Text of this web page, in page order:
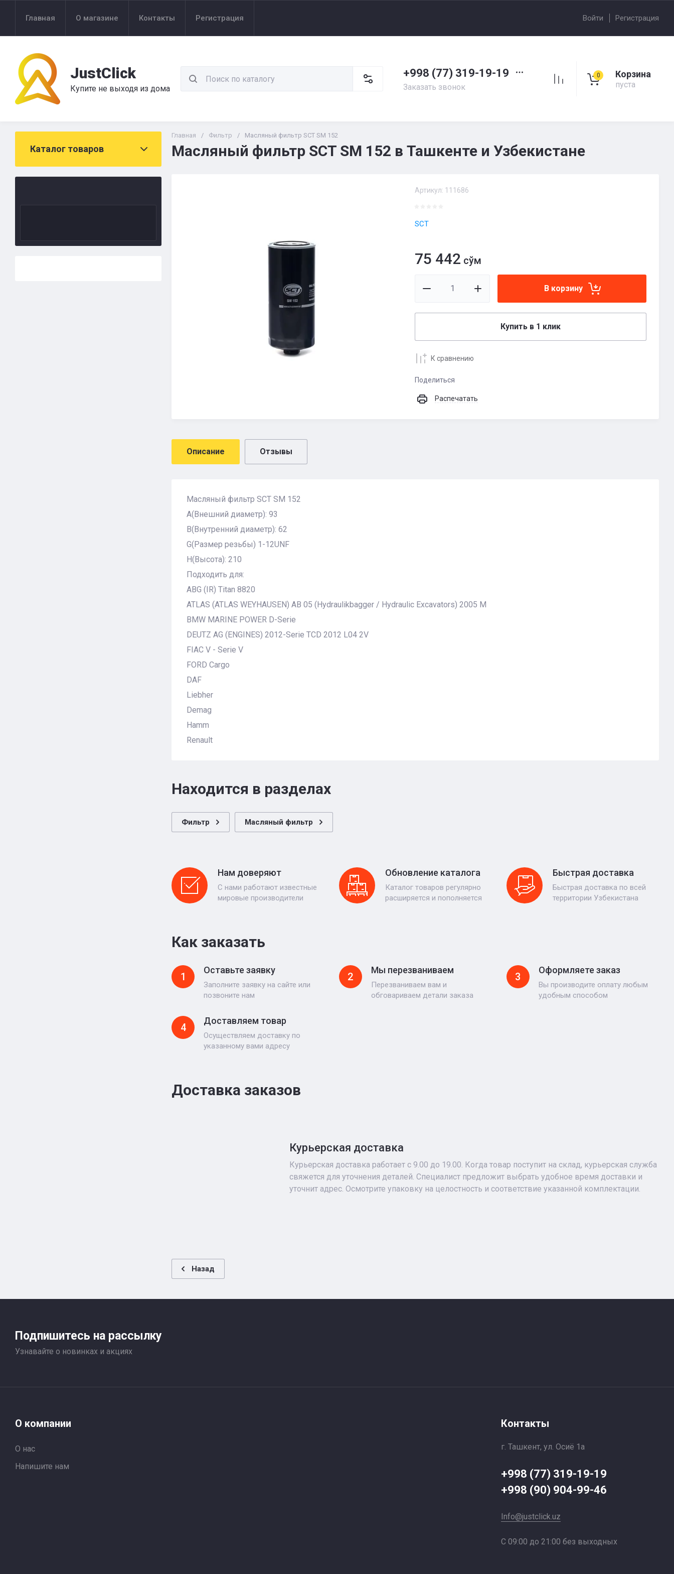
Главная О магазине Контакты Регистрация Войти Регистрация
JustClick
Купите не выходя из дома
+998 (77) 319-19-19
Заказать звонок
0 Корзина
пуста
Каталог товаров
Главная / Фильтр / Масляный фильтр SCT SM 152
Масляный фильтр SCT SM 152 в Ташкенте и Узбекистане
Артикул: 111686
SCT
75 442 сўм
В корзину
Купить в 1 клик
К сравнению
Поделиться
Распечатать
Описание Отзывы
Масляный фильтр SCT SM 152
A(Внешний диаметр): 93
B(Внутренний диаметр): 62
G(Размер резьбы) 1-12UNF
H(Высота): 210
Подходить для:
ABG (IR) Titan 8820
ATLAS (ATLAS WEYHAUSEN) AB 05 (Hydraulikbagger / Hydraulic Excavators) 2005 M
BMW MARINE POWER D-Serie
DEUTZ AG (ENGINES) 2012-Serie TCD 2012 L04 2V
FIAC V - Serie V
FORD Cargo
DAF
Liebher
Demag
Hamm
Renault
Находится в разделах
Фильтр Масляный фильтр
Нам доверяют
С нами работают известные
мировые производители
Обновление каталога
Каталог товаров регулярно
расширяется и пополняется
Быстрая доставка
Быстрая доставка по всей
территории Узбекистана
Как заказать
1
Оставьте заявку
Заполните заявку на сайте или
позвоните нам
2
Мы перезваниваем
Перезваниваем вам и
обговариваем детали заказа
3
Оформляете заказ
Вы производите оплату любым
удобным способом
4
Доставляем товар
Осуществляем доставку по
указанному вами адресу
Доставка заказов
Курьерская доставка
Курьерская доставка работает с 9.00 до 19.00. Когда товар поступит на склад, курьерская служба
свяжется для уточнения деталей. Специалист предложит выбрать удобное время доставки и
уточнит адрес. Осмотрите упаковку на целостность и соответствие указанной комплектации.
Назад
Подпишитесь на рассылку
Узнавайте о новинках и акциях
О компании
О нас
Напишите нам
Контакты
г. Ташкент, ул. Осиё 1a
+998 (77) 319-19-19
+998 (90) 904-99-46
Info@justclick.uz
С 09:00 до 21:00 без выходных